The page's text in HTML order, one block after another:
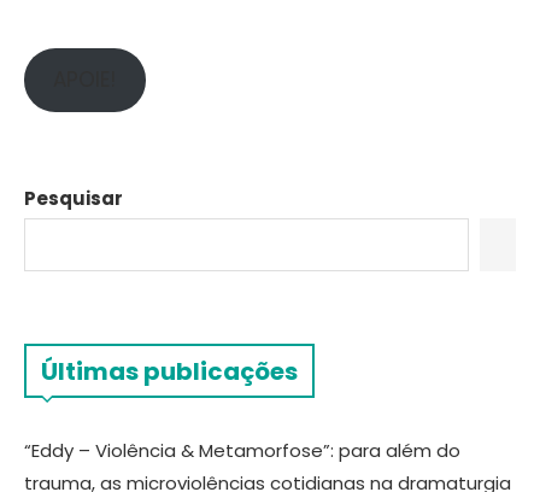
Pesquisar
Últimas publicações
“Eddy – Violência & Metamorfose”: para além do
trauma, as microviolências cotidianas na dramaturgia